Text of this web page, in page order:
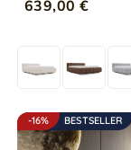
639,00 €
-16% BESTSELLER